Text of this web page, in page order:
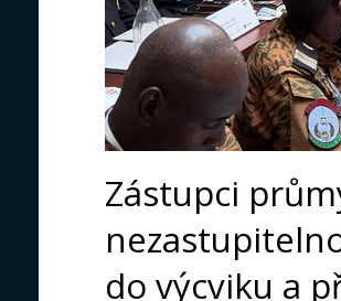
Zástupci
do výcviku a